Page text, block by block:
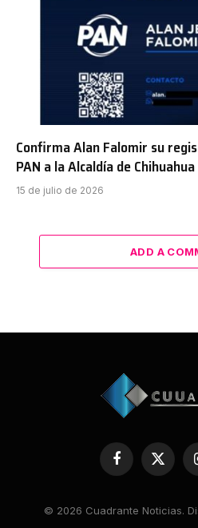
Confirma Alan Falomir su
PAN a la Alcaldía de Chihuahua
15 de julio de 2026
ADD A
Facebook
X
© 2026 Cuadrante Noticias.